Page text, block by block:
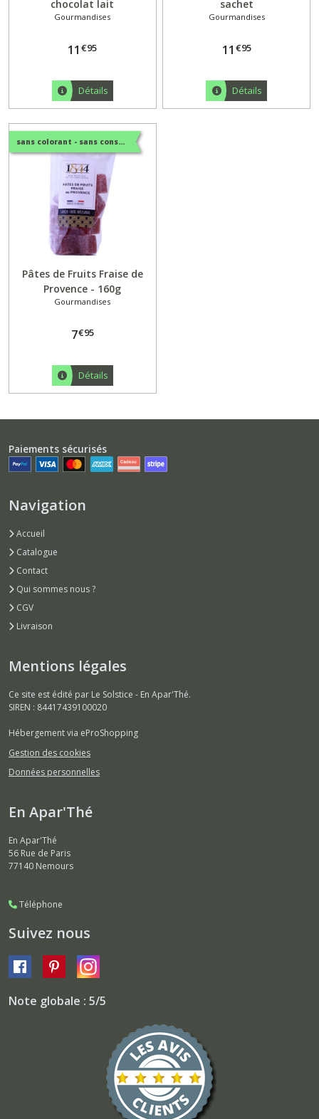
chocolat lait
Gourmandises
11 €95
Détails
sachet
Gourmandises
11 €95
Détails
sans colorant - sans conservateur
Pâtes de Fruits Fraise de
Provence - 160g
Gourmandises
7€95
Détails
Paiements sécurisés
Navigation
Accueil
Catalogue
Contact
Qui sommes nous ?
CGV
Livraison
Mentions légales
Ce site est édité par Le Solstice - En Apar'Thé.
SIREN : 84417439100020
Hébergement via eProShopping
Gestion des cookies
Données personnelles
En Apar'Thé
En Apar'Thé
56 Rue de Paris
77140 Nemours
Téléphone
Suivez nous
Note globale : 5/5